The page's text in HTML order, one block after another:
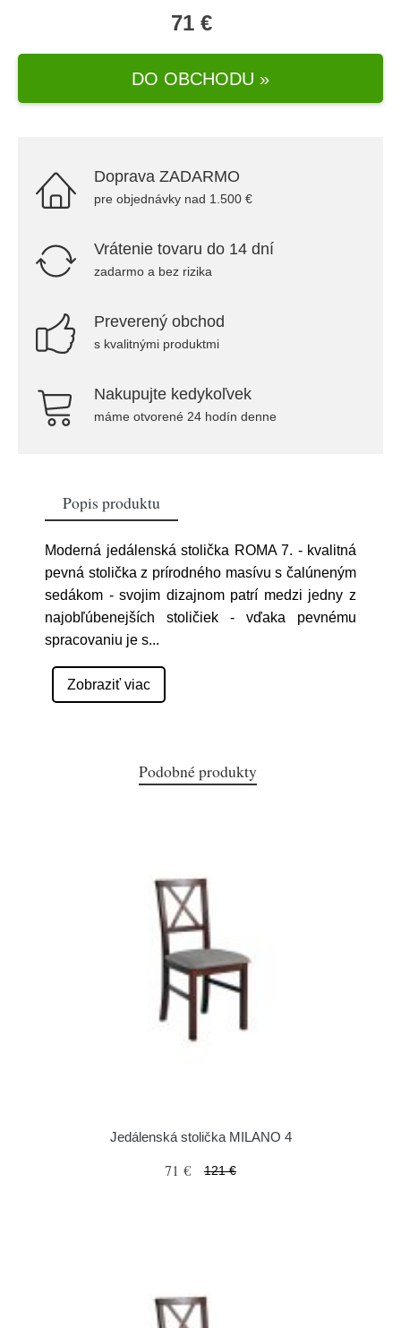
71 €
DO OBCHODU »
Doprava ZADARMO
pre objednávky nad 1.500 €
Vrátenie tovaru do 14 dní
zadarmo a bez rizika
Preverený obchod
s kvalitnými produktmi
Nakupujte kedykoľvek
máme otvorené 24 hodín denne
Popis produktu
Moderná jedálenská stolička ROMA 7. - kvalitná
pevná stolička z prírodného masívu s čalúneným
sedákom - svojim dizajnom patrí medzi jedny z
najobľúbenejších stoličiek - vďaka pevnému
spracovaniu je s...
Zobraziť viac
Podobné produkty
Jedálenská stolička MILANO 4
71 € 121 €